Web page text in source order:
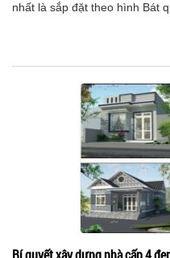
nhất là sắp đặt theo hình Bát
Bí quyết xây dựng nhà cấp 4